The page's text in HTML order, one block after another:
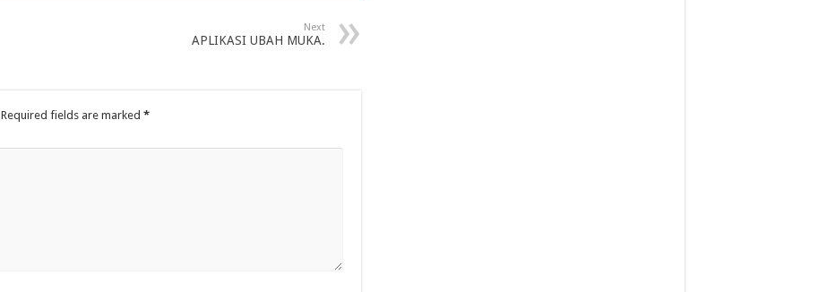
Next
APLIKASI UBAH MUKA.
Required fields are marked *